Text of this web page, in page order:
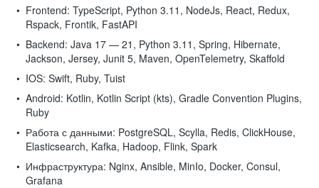
Frontend: TypeScript, Python 3.11, NodeJs, React, Redux,
Rspack, Frontik, FastAPI
Backend: Java 17 — 21, Python 3.11, Spring, Hibernate,
Jackson, Jersey, Junit 5, Maven, OpenTelemetry, Skaffold
IOS: Swift, Ruby, Tuist
Android: Kotlin, Kotlin Script (kts), Gradle Convention Plugins,
Ruby
Работа с данными: PostgreSQL, Scylla, Redis, ClickHouse,
Elasticsearch, Kafka, Hadoop, Flink, Spark
Инфраструктура: Nginx, Ansible, MinIo, Docker, Consul,
Grafana